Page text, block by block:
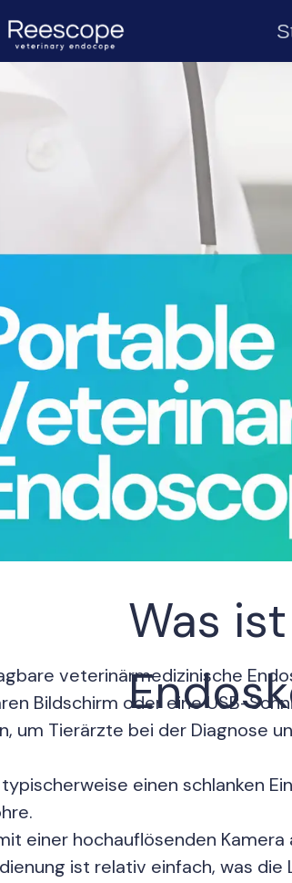
veterinärmedizinische
Bildschirm oder eine USB-
um Tierärzte bei der Diagnose
einen schlanken
einer hochauflösenden
ist relativ einfach, was
Was